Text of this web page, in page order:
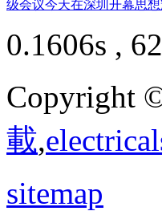
级会议今天在深圳开幕思
0.1606s ,
Copyright
載,
sitemap